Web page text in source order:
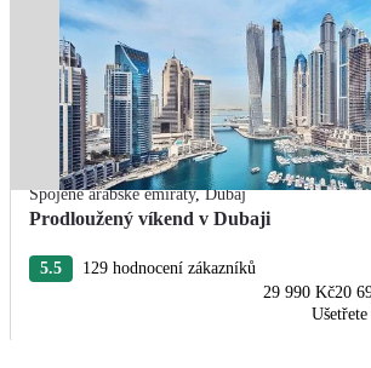
Spojené arabské emiráty,Dubaj
Prodloužený víkend v Dubaji
5.5
129 hodnocení zákazníků
29 990 Kč20
Ušetřete